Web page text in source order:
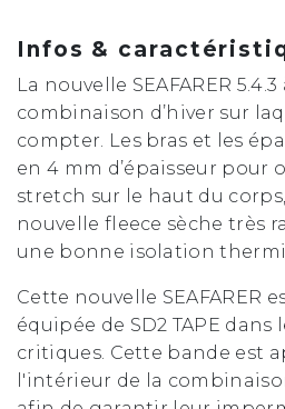
Infos &
La nouvelle SEAFARER
combinaison d’hiver sur
compter. Les bras et les
en 4 mm d’épaisseur pour
stretch sur le haut du
nouvelle fleece sèche très
une bonne isolation
Cette nouvelle SEAFARER
équipée de SD2 TAPE dans
critiques. Cette bande est
l'intérieur de la